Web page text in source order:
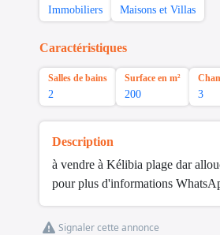
Immobiliers Maisons et Villas
Caractéristiques
Salles de bains
2
Surface en m²
200 3
Description
à vendre à Kélibia plage dar
pour plus d'informations
Signaler cette annonce